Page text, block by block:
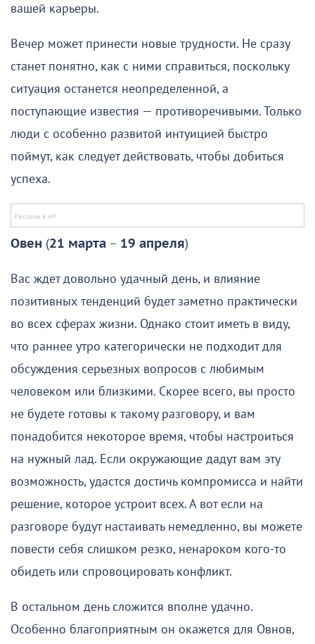
вашей карьеры.
Вечер может принести новые трудности. Не сразу
станет понятно, как с ними справиться, поскольку
ситуация останется неопределенной, а
поступающие известия — противоречивыми. Только
люди с особенно развитой интуицией быстро
поймут, как следует действовать, чтобы добиться
успеха.
Овен (21 марта – 19 апреля)
Вас ждет довольно удачный день, и влияние
позитивных тенденций будет заметно практически
во всех сферах жизни. Однако стоит иметь в виду,
что раннее утро категорически не подходит для
обсуждения серьезных вопросов с любимым
человеком или близкими. Скорее всего, вы просто
не будете готовы к такому разговору, и вам
понадобится некоторое время, чтобы настроиться
на нужный лад. Если окружающие дадут вам эту
возможность, удастся достичь компромисса и найти
решение, которое устроит всех. А вот если на
разговоре будут настаивать немедленно, вы можете
повести себя слишком резко, ненароком кого-то
обидеть или спровоцировать конфликт.
В остальном день сложится вполне удачно.
Особенно благоприятным он окажется для Овнов,